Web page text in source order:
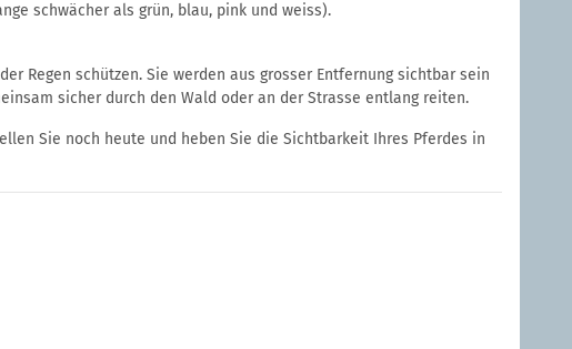
schwächer als grün, blau, pink und weiss).
Regen schützen. Sie werden aus grosser Entfernung sichtbar sein
sicher durch den Wald oder an der Strasse entlang reiten.
Sie noch heute und heben Sie die Sichtbarkeit Ihres Pferdes in